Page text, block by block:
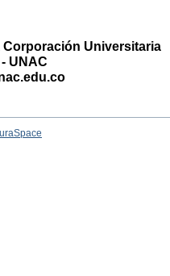
Universitaria
UNAC